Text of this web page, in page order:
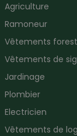
Agriculture
Ramoneur
Vêtements
Vêtements de
Jardinage
Plombier
Electricien
Vêtements de